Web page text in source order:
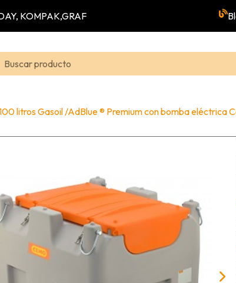
KOMPAK,GRAF
litros Gasoil /AdBlue ® Premium con bomba eléctrica